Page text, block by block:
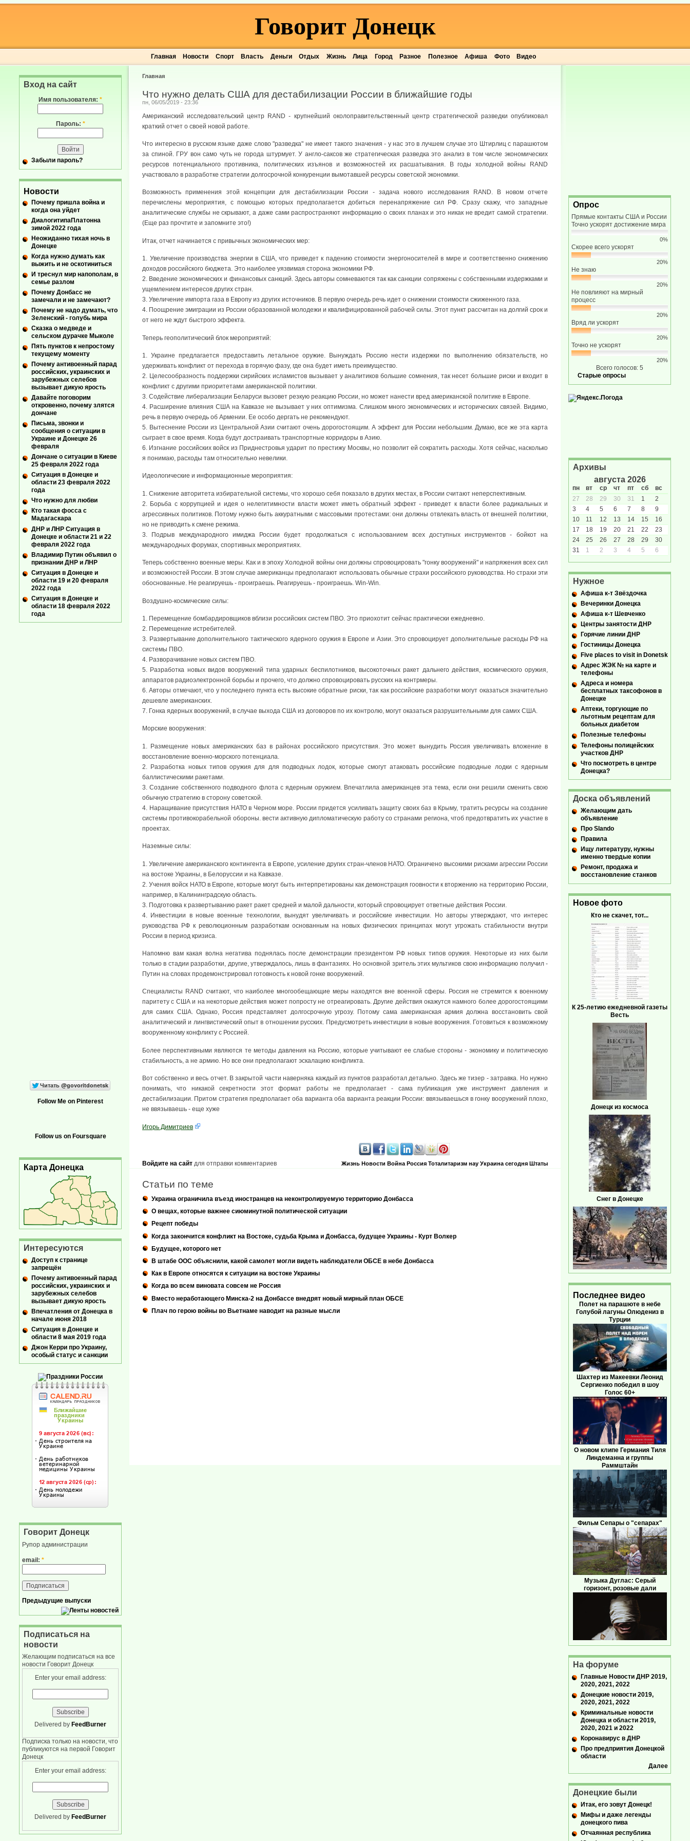
Главная Новости Спорт Власть Деньги Отдых Жизнь Лица Город Разное Полезное Афиша Фото Видео
Говорит Донецк
Главная
Что нужно делать США для дестабилизации России в ближайшие годы
пн, 06/05/2019 - 23:36
Американский исследовательский центр RАND - крупнейший околоправительственный центр стратегической разведки опубликовал
краткий отчет о своей новой работе.
Что интересно в русском языке даже слово "разведка" не имеет такого значения - у нас это в лучшем случае это Штирлиц с парашютом
за спиной. ГРУ вон само чуть не города штурмует. У англо-саксов же стратегическая разведка это анализ в том числе экономических
ресурсов потенциального противника, политических изъянов и возможностей их расшатывания. В годы холодной войны RAND
участвовало в разработке стратегии долгосрочной конкуренции вымотавшей ресурсы советской экономики.
Возможность применения этой концепции для дестабилизации России - задача нового исследования RAND. В новом отчете
перечислены мероприятия, с помощью которых предполагается добиться перенапряжение сил РФ. Сразу скажу, что западные
аналитические службы не скрывают, а даже сами распространяют информацию о своих планах и это никак не вредит самой стратегии.
(Еще раз прочтите и запомните это!)
Итак, отчет начинается с привычных экономических мер:
1. Увеличение производства энергии в США, что приведет к падению стоимости энергоносителей в мире и соответственно снижению
доходов российского бюджета. Это наиболее уязвимая сторона экономики РФ.
2. Введение экономических и финансовых санкций. Здесь авторы сомневаются так как санкции сопряжены с собственными издержками и
ущемлением интересов других стран.
3. Увеличение импорта газа в Европу из других источников. В первую очередь речь идет о снижении стоимости сжиженного газа.
4. Поощрение эмиграции из России образованной молодежи и квалифицированной рабочей силы. Этот пункт рассчитан на долгий срок и
от него не ждут быстрого эффекта.
Теперь геополитический блок мероприятий:
1. Украине предлагается предоставить летальное оружие. Вынуждать Россию нести издержки по выполнению обязательств, но
удерживать конфликт от перехода в горячую фазу, где она будет иметь преимущество.
2. Целесообразность поддержки сирийских исламистов вызывает у аналитиков большие сомнения, так несет большие риски и входит в
конфликт с другими приоритетами американской политики.
3. Содействие либерализации Беларуси вызовет резкую реакцию России, но может нанести вред американской политике в Европе.
4. Расширение влияния США на Кавказе не вызывает у них оптимизма. Слишком много экономических и исторических связей. Видимо,
речь в первую очередь об Армении. Ее особо дергать не рекомендуют.
5. Вытеснение России из Центральной Азии считают очень дорогостоящим. А эффект для России небольшим. Думаю, все же эта карта
сыграет в свое время. Когда будут достраивать транспортные корридоры в Азию.
6. Изгнание российских войск из Приднестровья ударит по престижу Москвы, но позволит ей сократить расходы. Хотя сейчас, насколько
я понимаю, расходы там относительно невелики.
Идеологические и информационные мероприятия:
1. Снижение авторитета избирательной системы, что хорошо себя показало в других местах, в России считают неперспективным.
2. Борьба с коррупцией и идея о нелегитимности власти может иметь обратный эффект - приведет к власти более радикальных и
агрессивных политиков. Потому нужно быть аккуратными с массовыми протестами: они должны отвлекать власть от внешней политики,
но не приводить к смене режима.
3. Подрыв международного имиджа России будет продолжаться с использованием всех доступных инструментов - бойкот на
международных форумах, спортивных мероприятиях.
Теперь собственно военные меры. Как и в эпоху Холодной войны они должны спровоцировать "гонку вооружений" и напряжения всех сил
и возможностей России. В этом случае американцы предполагают использовать обычные страхи российского руководства. Но страхи эти
обоснованные. Не реагируешь - проиграешь. Реагируешь - проиграешь. Win-Win.
Воздушно-космические силы:
1. Перемещение бомбардировщиков вблизи российских систем ПВО. Это приохотит сейчас практически ежедневно.
2. Перемещение истребителей.
3. Развертывание дополнительного тактического ядерного оружия в Европе и Азии. Это спровоцирует дополнительные расходы РФ на
системы ПВО.
4. Разворачивание новых систем ПВО.
5. Разработка новых видов вооружений типа ударных беспилотников, высокоточных ракет дальнего действия, космического оружия,
аппаратов радиоэлектронной борьбы и прочего, что должно спровоцировать русских на контрмеры.
6. Авторы отмечают, что у последнего пункта есть высокие обратные риски, так как российские разработки могут оказаться значительно
дешевле американских.
7. Гонка ядерных вооружений, в случае выхода США из договоров по их контролю, могут оказаться разрушительными для самих США.
Морские вооружения:
1. Размещение новых американских баз в районах российского присутствия. Это может вынудить Россия увеличивать вложение в
восстановление военно-морского потенциала.
2. Разработка новых типов оружия для для подводных лодок, которые смогут атаковать российские подводные лодки с ядерным
баллистическими ракетами.
3. Создание собственного подводного флота с ядерным оружием. Впечатлила американцев эта тема, если они решили сменить свою
обычную стратегию в сторону советской.
4. Наращивание присутствия НАТО в Черном море. России придется усиливать защиту своих баз в Крыму, тратить ресурсы на создание
системы противокорабельной обороны. вести активную дипломатическую работу со странами региона, чтоб предотвратить их участие в
проектах.
Наземные силы:
1. Увеличение американского контингента в Европе, усиление других стран-членов НАТО. Ограничено высокими рисками агрессии России
на востоке Украины, в Белоруссии и на Кавказе.
2. Учения войск НАТО в Европе, которые могут быть интерпретированы как демонстрация гоовности к вторжению на территорию России,
например, в Калининградскую область.
3. Подготовка к развертыванию ракет ракет средней и малой дальности, который спровоцирует ответные действия России.
4. Инвестиции в новые военные технологии, вынудят увеличивать и российские инвестиции. Но авторы утверждают, что интерес
руководства РФ к революционным разработкам основанным на новых физических принципах могут угрожать стабильности внутри
России в период кризиса.
Напомню вам какая волна негатива поднялась после демонстрации президентом РФ новых типов оружия. Некоторые из них были
только в стадии разработки, другие, утверждалось, лишь в фантазиях. Но основной зритель этих мультиков свою информацию получил -
Путин на словах продемонстрировал готовность к новой гонке вооружений.
Специалисты RAND считают, что наиболее многообещающие меры находятся вне военной сферы. Россия не стремится к военному
паритету с США и на некоторые действия может попросту не отреагировать. Другие действия окажутся намного более дорогостоящими
для самих США. Однако, Россия представляет долгосрочную угрозу. Потому сама американская армия должна восстановить свой
аналитический и лингвистический опыт в отношении русских. Предусмотреть инвестиции в новые вооружения. Готовиться к возможному
вооруженному конфликту с Россией.
Более перспективными являются те методы давления на Россию, которые учитывают ее слабые стороны - экономику и политическую
стабильность, а не армию. Но все они предполагают эскалацию конфликта.
Вот собственно и весь отчет. В закрытой части наверняка каждый из пунктов разработал детально. Здесь же тизер - затравка. Но нужно
понимать, что никакой секретности этот формат работы не предполагает - сама публикация уже инструмент давления и
дестабилизации. Притом стратегия предполагает оба варианта оба варианта реакции России: ввязываешься в гонку вооружений плохо,
не ввязываешь - еще хуже
Игорь Димитриев
Жизнь Новости Война Россия Тоталитаризм нау Украина сегодня Штаты
Войдите на сайт для отправки комментариев
Статьи по теме
Украина ограничила въезд иностранцев на неконтролируемую территорию Донбасса
О вещах, которые важнее сиюминутной политической ситуации
Рецепт победы
Когда закончится конфликт на Востоке, судьба Крыма и Донбасса, будущее Украины - Курт Волкер
Будущее, которого нет
В штабе ООС объяснили, какой самолет могли видеть наблюдатели ОБСЕ в небе Донбасса
Как в Европе относятся к ситуации на востоке Украины
Когда во всем виновата совсем не Россия
Вместо неработающего Минска-2 на Донбассе внедрят новый мирный план ОБСЕ
Плач по герою войны во Вьетнаме наводит на разные мысли
Вход на сайт
Имя пользователя: *
Пароль: *
Забыли пароль?
Новости
Почему пришла война и
когда она уйдет
ДиалогитипаПлатонна
зимой 2022 года
Неожиданно тихая ночь в
Донецке
Когда нужно думать как
выжить и не оскотиниться
И треснул мир напополам, в
семье разлом
Почему Донбасс не
замечали и не замечают?
Почему не надо думать, что
Зеленский - голубь мира
Сказка о медведе и
сельском дурачке Мыколе
Пять пунктов к непростому
текущему моменту
Почему антивоенный парад
российских, украинских и
зарубежных селебов
вызывает дикую ярость
Давайте поговорим
откровенно, почему злятся
дончане
Письма, звонки и
сообщения о ситуации в
Украине и Донецке 26
февраля
Дончане о ситуации в Киеве
25 февраля 2022 года
Ситуация в Донецке и
области 23 февраля 2022
года
Что нужно для любви
Кто такая фосса с
Мадагаскара
ДНР и ЛНР Ситуация в
Донецке и области 21 и 22
февраля 2022 года
Владимир Путин объявил о
признании ДНР и ЛНР
Ситуация в Донецке и
области 19 и 20 февраля
2022 года
Ситуация в Донецке и
области 18 февраля 2022
года
Follow Me on Pinterest
Follow us on Foursquare
Карта Донецка
Интересуются
Доступ к странице
запрещён
Почему антивоенный парад
российских, украинских и
зарубежных селебов
вызывает дикую ярость
Впечатления от Донецка в
начале июня 2018
Ситуация в Донецке и
области 8 мая 2019 года
Джон Керри про Украину,
особый статус и санкции
Говорит Донецк
Рупор администрации
email: *
Предыдущие выпуски
Подписаться на
новости
Желающим подписаться на все
новости Говорит Донецк
Enter your email address:
Delivered by FeedBurner
Подписка только на новости, что
публикуются на первой Говорит
Донецк
Enter your email address:
Delivered by FeedBurner
Опрос
Прямые контакты США и России
Точно ускорят достижение мира
0%
Скорее всего ускорят
20%
Не знаю
20%
Не повлияют на мирный
процесс
20%
Вряд ли ускорят
20%
Точно не ускорят
20%
Всего голосов: 5
Старые опросы
Архивы
августа 2026
пн вт ср чт пт сб
вс
27
28 29 30 31 1
2
3
4 5 6 7 8
9
10
11 12 13 14 15
16
17
18 19 20 21 22
23
24
25 26 27 28 29
30
31
1 2 3 4 5 6
Нужное
Афиша к-т Звёздочка
Вечеринки Донецка
Афиша к-т Шевченко
Центры занятости ДНР
Горячие линии ДНР
Гостиницы Донецка
Five places to visit in Donetsk
Адрес ЖЭК № на карте и
телефоны
Адреса и номера
бесплатных таксофонов в
Донецке
Аптеки, торгующие по
льготным рецептам для
больных диабетом
Полезные телефоны
Телефоны полицейских
участков ДНР
Что посмотреть в центре
Донецка?
Доска объявлений
Желающим дать
объявление
Про Slando
Правила
Ищу литературу, нужны
именно твердые копии
Ремонт, продажа и
восстановление станков
Новое фото
Кто не скачет, тот...
К 25-летию ежедневной газеты
Весть
Донецк из космоса
Снег в Донецке
Последнее видео
Полет на парашюте в небе
Голубой лагуны Олюдениз в
Турции
Шахтер из Макеевки Леонид
Сергиенко победил в шоу
Голос 60+
О новом клипе Германия Тиля
Линдеманна и группы
Раммштайн
Фильм Сепары о "сепарах"
Музыка Дуглас: Серый
горизонт, розовые дали
На форуме
Главные Новости ДНР 2019,
2020, 2021, 2022
Донецкие новости 2019,
2020, 2021, 2022
Криминальные новости
Донецка и области 2019,
2020, 2021 и 2022
Коронавирус в ДНР
Про предприятия Донецкой
области
Далее
Донецкие были
Итак, его зовут Донецк!
Мифы и даже легенды
донецкого пива
Отчаянная республика